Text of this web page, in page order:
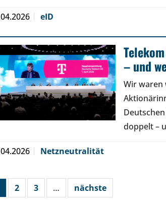
eID
– und
Wir waren
doppelt –
Netzneutralität
2 3 … nächste